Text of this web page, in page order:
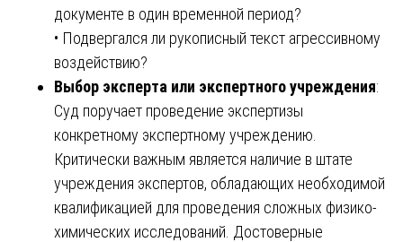
документе в один временной период?
• Подвергался ли рукописный текст агрессивному
воздействию?
Выбор эксперта или экспертного учреждения:
Суд поручает проведение экспертизы
конкретному экспертному учреждению.
Критически важным является наличие в штате
учреждения экспертов, обладающих необходимой
квалификацией для проведения сложных физико-
химических исследований. Достоверные